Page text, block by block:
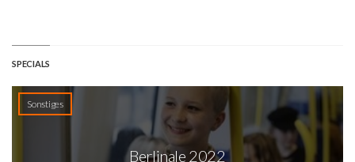
SPECIALS
Sonstiges
Berlinale 2022